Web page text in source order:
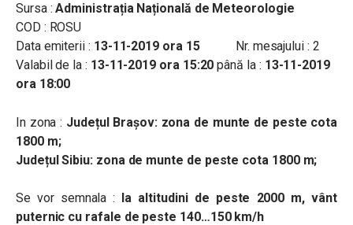
Sursa : Administrația Națională de Meteorologie
COD : ROSU
Data emiterii : 13-11-2019 ora 15
Nr. mesajului : 2
Valabil de la : 13-11-2019 ora 15:20 până la : 13-11-2019
ora 18:00
In zona : Județul Braşov: zona de munte de peste cota
1800 m;
Județul Sibiu: zona de munte de peste cota 1800 m;
Se vor semnala : la altitudini de peste 2000 m, vânt
puternic cu rafale de peste 140…150 km/h